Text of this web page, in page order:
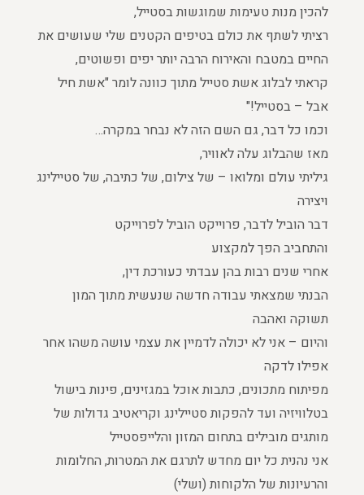
להכין מנות טעימות שמוגשות בסטייל,
רציתי לשתף את כולם בטיפים הקטנים שלי שעושים את
החיים במטבח והאירוח הרבה יותר יפים ופשוטים,
קראתי לבלוג אשת סטייל מתוך כוונה לומר "אשת חיל
אבל – בסטייל!"
וכמו כל דבר, גם השם הזה לא נבחר במקרה…
מאז שהבלוג עלה לאוויר,
גיליתי עולם ומלואו – של צילום, של כתיבה, של סטיילינג
ויצירה
דבר הוביל לדבר, פרוייקט הוביל לפרוייקט
והתחביב הפך למקצוע
אחרי שנים רבות בהן עבדתי כעורכת דין,
הבנתי שמצאתי עבודה חדשה שנעשית מתוך המון
תשוקה ואהבה
והיום – אני לא יכולה לדמיין את עצמי עושה משהו אחר
אפילו לדקה
מפיתוח מתכונים, כתבות אוכל במגזינים, פינות בישול
בטלוויזיה ועד להפקות סטיילינג וקריאטיב גדולות של
מותגים מובילים בתחום המזון והלייפסטייל
אני נהנית כל יום מחדש לתרגם את המטרות, החלומות
והרעיונות של הלקוחות (ושלי)